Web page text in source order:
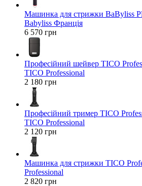
Машинка для стрижки BaByliss
Babyliss Франція
6 570 грн
Професійний шейвер TICO
TICO Professional
2 180 грн
Професійний тример TICO
TICO Professional
2 120 грн
Машинка для стрижки TICO
Professional
2 820 грн